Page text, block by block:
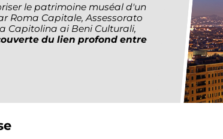
le patrimoine muséal d'un
Roma Capitale, Assessorato
Capitolina ai Beni Culturali,
du lien profond entre